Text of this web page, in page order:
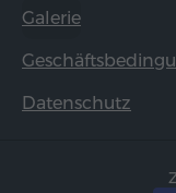
Galerie
Datenschutz